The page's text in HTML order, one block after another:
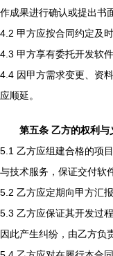
作成果进行确认或提出书
4.2 甲方应按合同约定及时
4.3 甲方享有委托开发软
4.4 因甲方需求变更、资
应顺延。
第五条 乙方的权利与
5.1 乙方应组建合格的项
与技术服务，保证交付软
5.2 乙方应定期向甲方汇
5.3 乙方应保证其开发过
因此产生纠纷，由乙方负